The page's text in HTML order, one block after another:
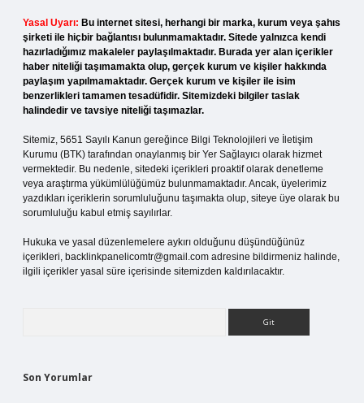
Yasal Uyarı: Bu internet sitesi, herhangi bir marka, kurum veya şahıs
şirketi ile hiçbir bağlantısı bulunmamaktadır. Sitede yalnızca kendi
hazırladığımız makaleler paylaşılmaktadır. Burada yer alan içerikler
haber niteliği taşımamakta olup, gerçek kurum ve kişiler hakkında
paylaşım yapılmamaktadır. Gerçek kurum ve kişiler ile isim
benzerlikleri tamamen tesadüfidir. Sitemizdeki bilgiler taslak
halindedir ve tavsiye niteliği taşımazlar.
Sitemiz, 5651 Sayılı Kanun gereğince Bilgi Teknolojileri ve İletişim
Kurumu (BTK) tarafından onaylanmış bir Yer Sağlayıcı olarak hizmet
vermektedir. Bu nedenle, sitedeki içerikleri proaktif olarak denetleme
veya araştırma yükümlülüğümüz bulunmamaktadır. Ancak, üyelerimiz
yazdıkları içeriklerin sorumluluğunu taşımakta olup, siteye üye olarak bu
sorumluluğu kabul etmiş sayılırlar.
Hukuka ve yasal düzenlemelere aykırı olduğunu düşündüğünüz
içerikleri, backlinkpanelicomtr@gmail.com adresine bildirmeniz halinde,
ilgili içerikler yasal süre içerisinde sitemizden kaldırılacaktır.
Son Yorumlar